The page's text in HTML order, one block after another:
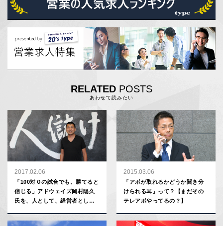
RELATED POSTS
あわせて読みたい
2017.02.06
「100対０の試合でも、勝てると
信じる」アドウェイズ岡村陽久
氏を、人として、経営者とし
載：トップ営業マンの本棚】
2015.03.06
「アポが取れるかどうか聞き分
けられる耳」って？【まだその
テレアポやってるの？】